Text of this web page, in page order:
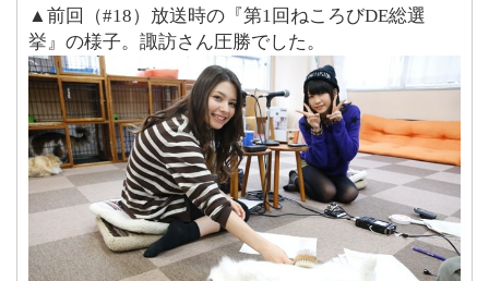
▲前回（#18）放送時の『第1回ねころびDE総選
挙』の様子。諏訪さん圧勝でした。